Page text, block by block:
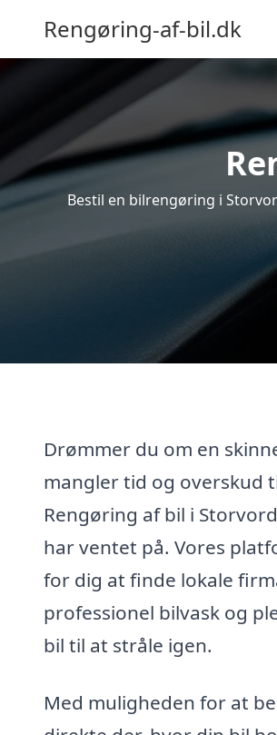
Rengøring-af-bil.dk
Bestil en bilrengøring i
Drømmer du om en
mangler tid og overskud
Rengøring af bil i
har ventet på. Vores
for dig at finde lokale
professionel bilvask og
bil til at stråle igen.
Med muligheden for at